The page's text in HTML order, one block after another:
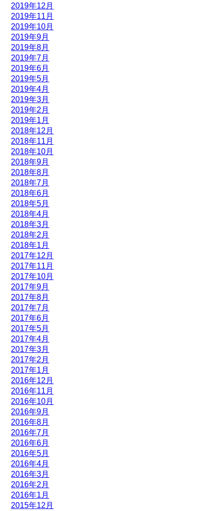
2019年12月
2019年11月
2019年10月
2019年9月
2019年8月
2019年7月
2019年6月
2019年5月
2019年4月
2019年3月
2019年2月
2019年1月
2018年12月
2018年11月
2018年10月
2018年9月
2018年8月
2018年7月
2018年6月
2018年5月
2018年4月
2018年3月
2018年2月
2018年1月
2017年12月
2017年11月
2017年10月
2017年9月
2017年8月
2017年7月
2017年6月
2017年5月
2017年4月
2017年3月
2017年2月
2017年1月
2016年12月
2016年11月
2016年10月
2016年9月
2016年8月
2016年7月
2016年6月
2016年5月
2016年4月
2016年3月
2016年2月
2016年1月
2015年12月